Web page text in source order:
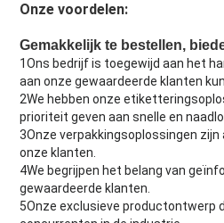
Onze voordelen:
Gemakkelijk te bestellen,
1Ons bedrijf is toegewijd aan het
aan onze gewaardeerde klanten
2We hebben onze
prioriteit geven aan snelle en
3Onze verpakkingsoplossingen
onze klanten.
4We begrijpen het belang van
gewaardeerde klanten.
5Onze exclusieve productontwerp